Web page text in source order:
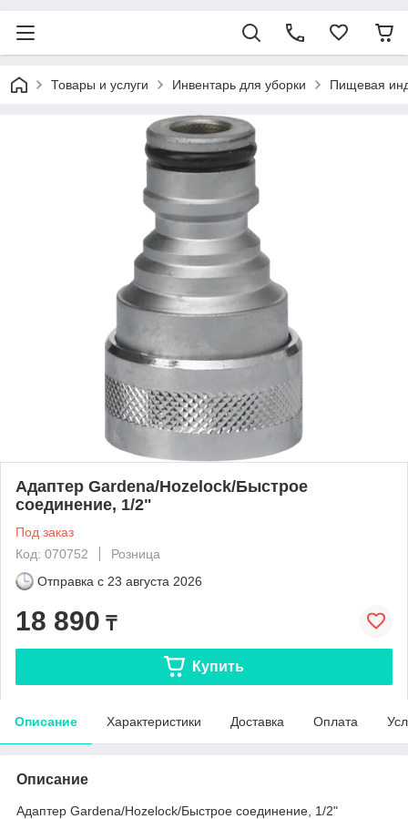
Товары и услуги Инвентарь для уборки Пищевая
Адаптер Gardena/Hozelock/Быстрое
соединение, 1/2"
Под заказ
Код: 070752
Розница
Отправка с 23 августа 2026
18 890 ₸
Купить
Описание Характеристики Доставка Оплата
Описание
Адаптер Gardena/Hozelock/Быстрое соединение, 1/2"